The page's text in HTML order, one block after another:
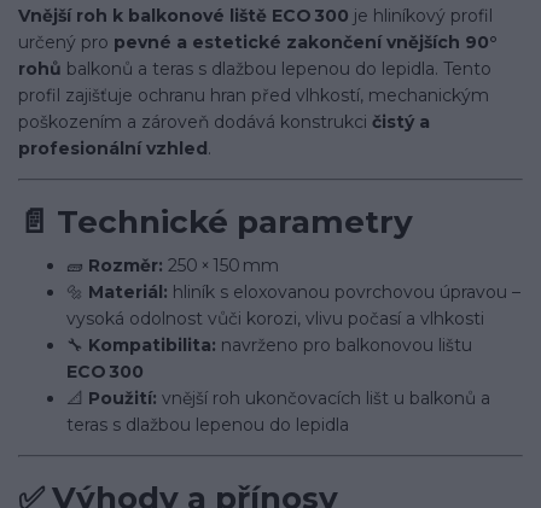
Vnější roh k balkonové liště ECO 300 je hliníkový profil
určený pro pevné a estetické zakončení vnějších 90°
rohů balkonů a teras s dlažbou lepenou do lepidla. Tento
profil zajišťuje ochranu hran před vlhkostí, mechanickým
poškozením a zároveň dodává konstrukci čistý a
profesionální vzhled.
📄 Technické parametry
🧱 Rozměr: 250 × 150 mm
🔩 Materiál: hliník s eloxovanou povrchovou úpravou –
vysoká odolnost vůči korozi, vlivu počasí a vlhkosti
🔧 Kompatibilita: navrženo pro balkonovou lištu
ECO 300
📐 Použití: vnější roh ukončovacích lišt u balkonů a
teras s dlažbou lepenou do lepidla
✅Výhody a přínosy